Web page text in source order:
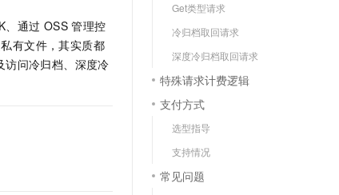
、通过 OSS 管理控
有文件，其实质都
访问冷归档、深度冷
Get类型请求
冷归档取回请求
深度冷归档取回请求
特殊请求计费逻辑
支付方式
选型指导
支持情况
常见问题
T2V
高质量视频
I2V
语音识别与合成
编程平台
与工作流应用
通过阿里云百炼高效搭建AI应用,助力高效开发
门户网站
漫剧工坊：一站式动画创作平台
快速生产连贯的高质量长漫剧
高效部署网站，快速应用到小程序
高效打造优质广告素材
落地极速上线
从基础到进阶，Agent 创客手把手教你
创新加速
覆盖90%+业务场景，专享组合折扣价
精选AI产品，从模型到应用全链提效
SSL 证书
Cloud ISV 合作
合作伙伴培训与认证
查询合作伙伴
登录合作伙伴管理后台
我要反馈
我要建议
我要投诉